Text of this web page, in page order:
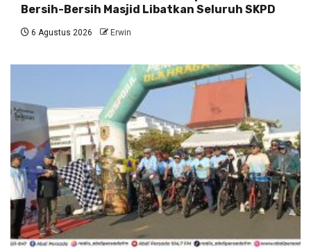
Bersih-Bersih Masjid Libatkan Seluruh SKPD
6 Agustus 2026 Erwin